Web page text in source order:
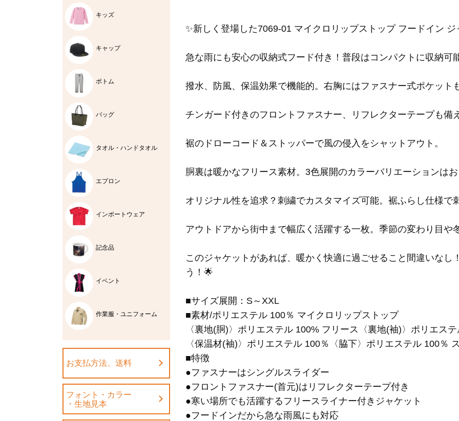
キッズ
キャップ
ボトム
バッグ
タオル・ハンドタオル
エプロン
インポートウェア
記念品
イベント
作業服・ユニフォーム
お支払方法、送料
フォント・カラー
・生地見本
✨新しく登場した7069-01 マイクロリップストップ フードイン
急な雨にも安心の収納式フード付き！普段はコンパクトに収納可
撥水、防風、保温効果で機能的。右胸にはファスナー式ポケット
チンガード付きのフロントファスナー、リフレクターテープも備
裾のドローコード＆ストッパーで風の侵入をシャットアウト。
胴裏は暖かなフリース素材。3色展開のカラーバリエーションはお
オリジナル性を追求？刺繍でカスタマイズ可能。裾ふらし仕様で
アウトドアから街中まで幅広く活躍する一枚。季節の変わり目や
このジャケットがあれば、暖かく快適に過ごせること間違いなし
う！🌟
■サイズ展開：S～XXL
■素材/ポリエステル 100％ マイクロリップストップ
〈裏地(胴)〉ポリエステル 100% フリース〈裏地(袖)〉ポリエス
〈保温材(袖)〉ポリエステル 100％〈脇下〉ポリエステル 100％
■特徴
●ファスナーはシングルスライダー
●フロントファスナー(首元)はリフレクターテープ付き
●寒い場所でも活躍するフリースライナー付きジャケット
●フードインだから急な雨風にも対応